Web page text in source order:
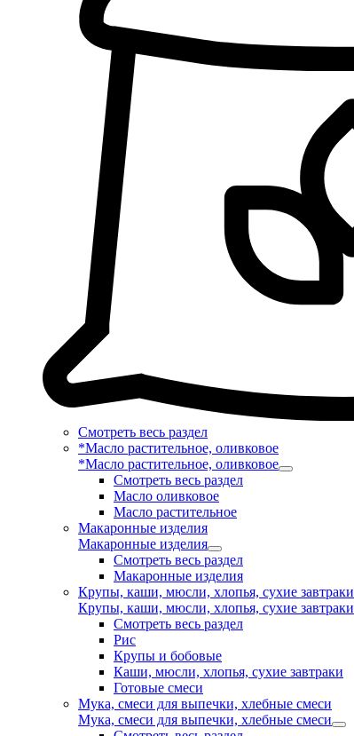
Смотреть весь раздел
*Масло растительное, оливковое
*Масло растительное, оливковое
Смотреть весь раздел
Масло оливковое
Масло растительное
Макаронные изделия
Макаронные изделия
Смотреть весь раздел
Макаронные изделия
Крупы, каши, мюсли, хлопья, сухие завтраки
Крупы, каши, мюсли, хлопья, сухие завтраки
Смотреть весь раздел
Рис
Крупы и бобовые
Каши, мюсли, хлопья, сухие завтраки
Готовые смеси
Мука, смеси для выпечки, хлебные смеси
Мука, смеси для выпечки, хлебные смеси